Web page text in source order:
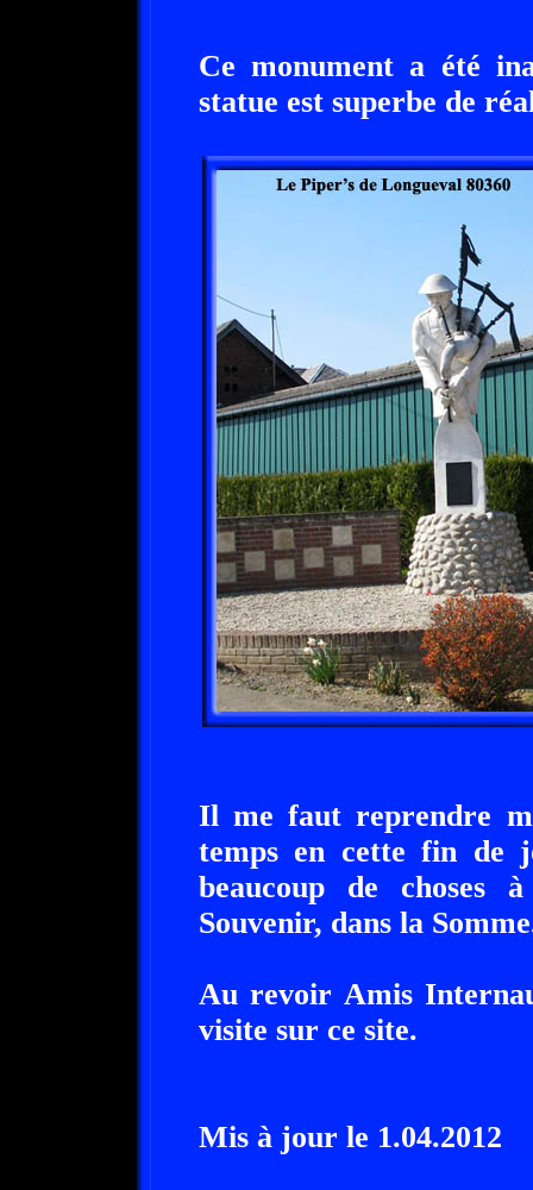
Ce monument a été
statue est superbe de
Il me faut reprendre
temps en cette fin de
beaucoup de
Souvenir, dans la
Au revoir Amis
visite sur ce site.
Mis à jour le 1.04.2012